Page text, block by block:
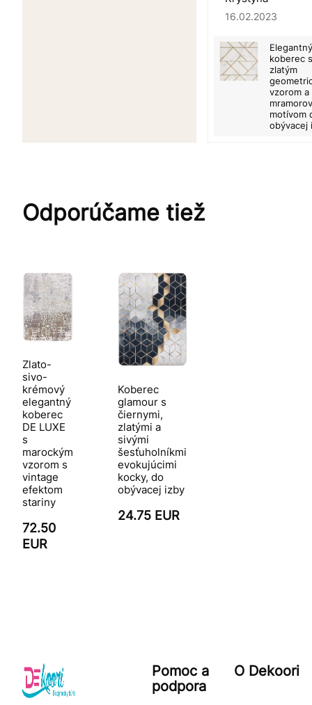
16.02.2023
Elegantný
koberec
zlatým
vzorom a
motívom
obývacej
Odporúčame tiež
Zlato-
sivo-
krémový
elegantný
koberec
DE LUXE
s
marockým
vzorom s
vintage
efektom
stariny
72.50
EUR
Koberec
glamour s
čiernymi,
zlatými a
sivými
šesťuholníkmi
evokujúcimi
kocky, do
obývacej izby
24.75 EUR
Pomoc a
podpora
O Dekoori